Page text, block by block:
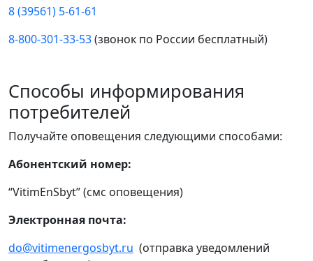
8 (39561) 5-61-61
8-800-301-33-53(звонок по России бесплатный)
Способы информирования
потребителей
Получайте оповещения следующими способами:
Абонентский номер:
“VitimEnSbyt” (смс оповещения)
Электронная почта:
do@vitimenergosbyt.ru (отправка уведомлений